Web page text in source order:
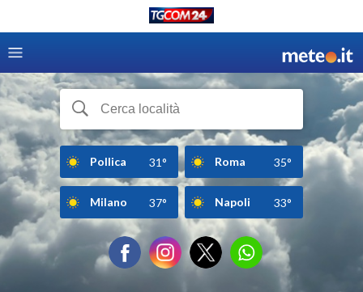
Pollica 31° Roma 35°
Milano 37° Napoli 33°